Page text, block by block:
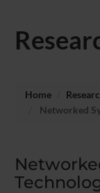
Home
Networked